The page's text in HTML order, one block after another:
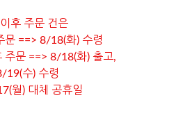
후 주문 건은
문 ==> 8/18(화) 수령
주문 ==> 8/18(화) 출고,
19(수) 수령
월) 대체 공휴일